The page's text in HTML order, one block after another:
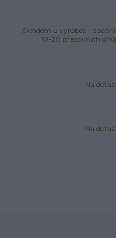
Skladem u výrobce - dodání
10-20 pracovních dnů
Na dotaz
Na dotaz